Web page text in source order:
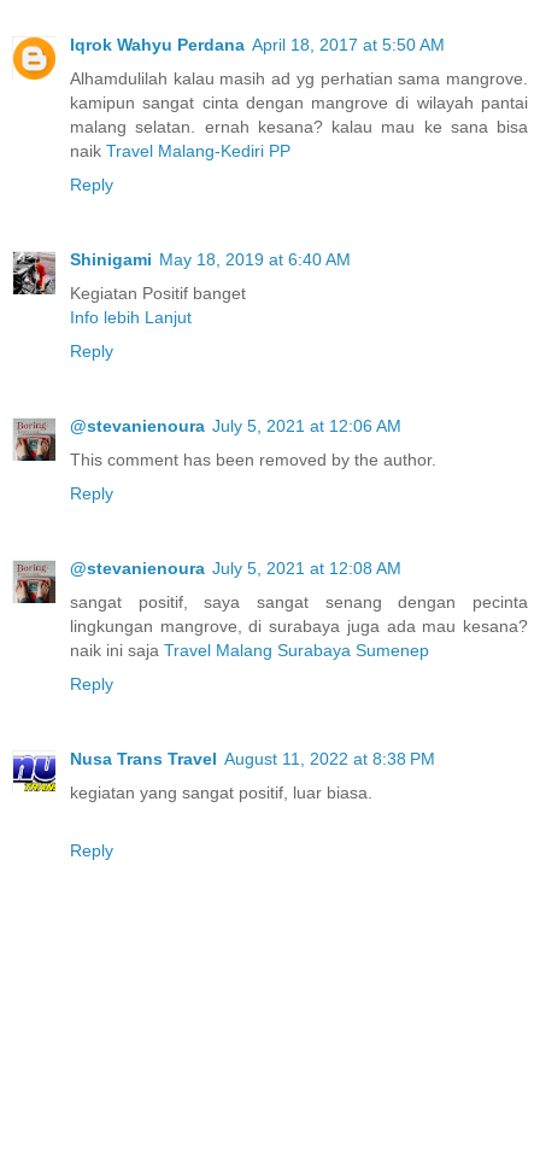
Iqrok Wahyu Perdana April 18, 2017 at 5:50 AM
Alhamdulilah kalau masih ad yg perhatian sama mangrove.
kamipun sangat cinta dengan mangrove di wilayah pantai
malang selatan. ernah kesana? kalau mau ke sana bisa
naik Travel Malang-Kediri PP
Reply
Shinigami May 18, 2019 at 6:40 AM
Kegiatan Positif banget
Info lebih Lanjut
Reply
@stevanienoura July 5, 2021 at 12:06 AM
This comment has been removed by the author.
Reply
@stevanienoura July 5, 2021 at 12:08 AM
sangat positif, saya sangat senang dengan pecinta
lingkungan mangrove, di surabaya juga ada mau kesana?
naik ini saja Travel Malang Surabaya Sumenep
Reply
Nusa Trans Travel August 11, 2022 at 8:38 PM
kegiatan yang sangat positif, luar biasa.
Reply